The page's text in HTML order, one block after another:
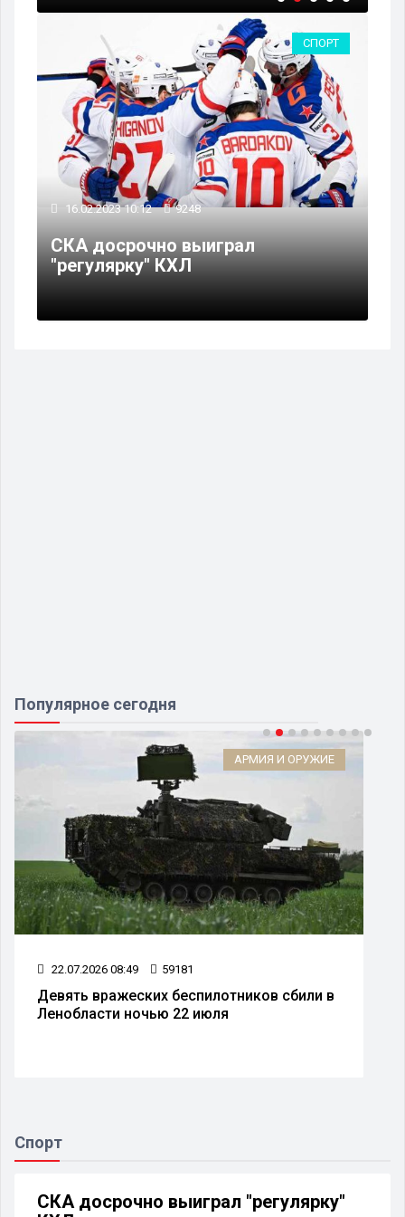
СПОРТ
16.02.2023 10:12 9248
СКА досрочно выиграл
"регулярку" КХЛ
Популярное сегодня
АРМИЯ И ОРУЖИЕ
22.07.2026 08:49 59181
Девять вражеских беспилотников сбили в
Ленобласти ночью 22 июля
Спорт
СКА досрочно выиграл "регулярку"